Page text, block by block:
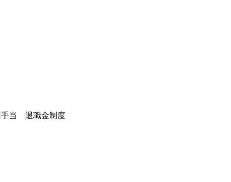
当 退職金制度